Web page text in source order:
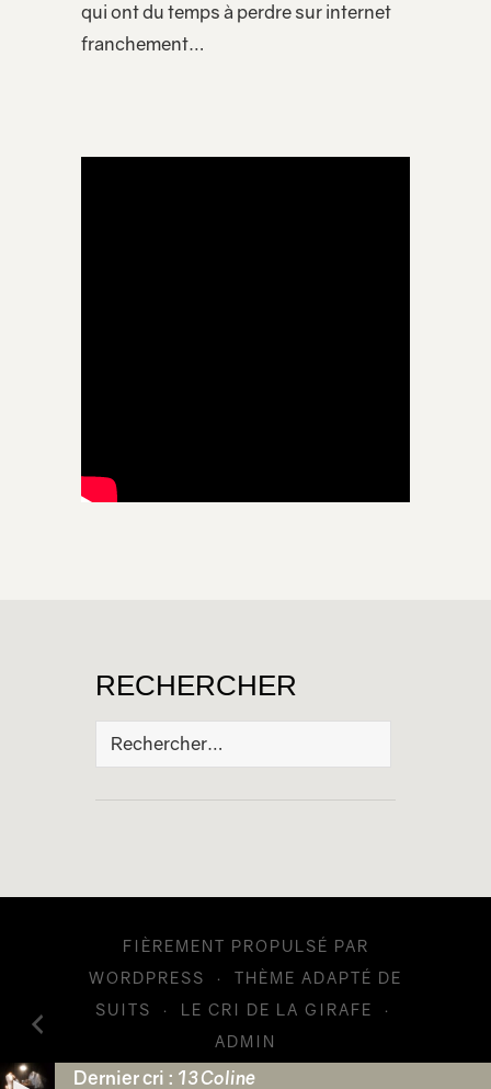
Dernier cri : 13 Coline
qui ont du temps à perdre sur internet
franchement…
RECHERCHER
Rechercher :
FIÈREMENT PROPULSÉ PAR
WORDPRESS
·
THÈME ADAPTÉ DE
SUITS
· LE CRI DE LA GIRAFE
·
ADMIN